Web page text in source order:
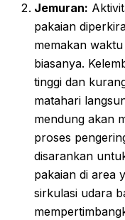
Jemuran:
pakaian
memakan
biasanya.
tinggi dan
matahari
mendung akan
proses
disarankan
pakaian di area
sirkulasi udara